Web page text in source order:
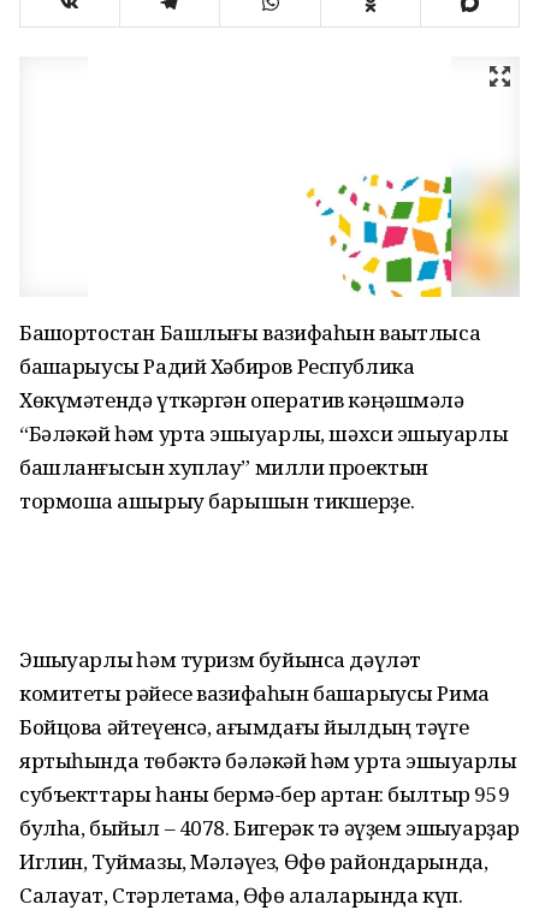
Башҡортостан Башлығы вазифаһын ваҡытлыса
башҡарыусы Радий Хәбиров Республика
Хөкүмәтендә үткәргән оператив кәңәшмәлә
“Бәләкәй һәм урта эшҡыуарлыҡ, шәхси эшҡыуарлыҡ
башланғысын хуплау” милли проектын
тормошҡа ашырыу барышын тикшерҙе.
Эшҡыуарлыҡ һәм туризм буйынса дәүләт
комитеты рәйесе вазифаһын башҡарыусы Рима
Бойцова әйтеүенсә, ағымдағы йылдың тәүге
яртыһында төбәктә бәләкәй һәм урта эшҡыуарлыҡ
субъекттары һаны бермә-бер артҡан: былтыр 959
булһа, быйыл – 4078. Бигерәк тә әүҙем эшҡыуарҙар
Иглин, Туймазы, Мәләүез, Өфө райондарында,
Салауат, Стәрлетамаҡ, Өфө ҡалаларында күп.